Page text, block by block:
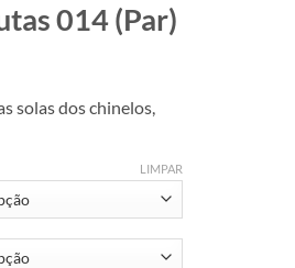
014 (Par)
solas dos chinelos,
LIMPAR